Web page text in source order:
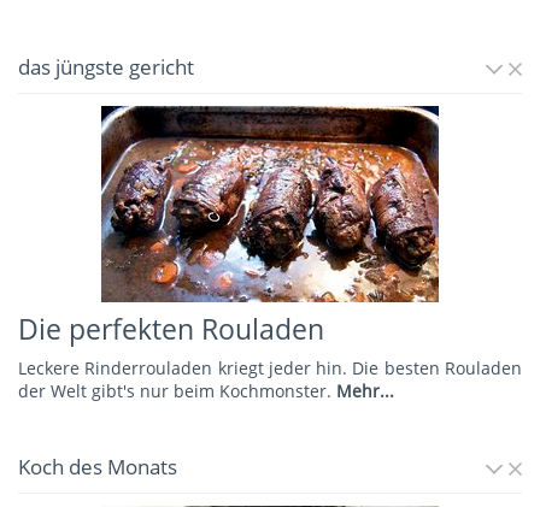
das jüngste gericht
Die perfekten Rouladen
Leckere Rinderrouladen kriegt jeder hin. Die besten Rouladen
der Welt gibt's nur beim Kochmonster. Mehr...
Koch des Monats